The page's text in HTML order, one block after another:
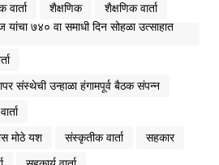
शैक्षणिक
शैक्षणिक वार्ता
यांचा ७४० वा समाधी दिन सोहळा उत्साहात
संस्थेची उन्हाळा हंगामपूर्व बैठक संपन्न
मोठे यश
संस्कृतीक वार्ता
सहकार